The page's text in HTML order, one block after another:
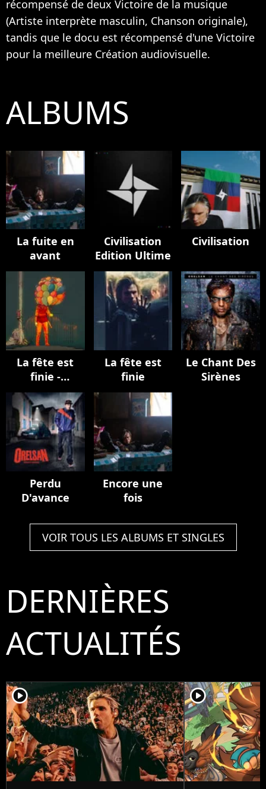
récompensé de deux Victoire de la musique
(Artiste interprète masculin, Chanson originale),
tandis que le docu est récompensé d'une Victoire
pour la meilleure Création audiovisuelle.
ALBUMS
La fuite en
avant
Civilisation
Edition Ultime
Civilisation
La fête est
finie -
EPILOGUE
La fête est
finie
Le Chant Des
Sirènes
Perdu
D'avance
Encore une
fois
VOIR TOUS LES ALBUMS ET SINGLES
DERNIÈRES
ACTUALITÉS
player2 player2